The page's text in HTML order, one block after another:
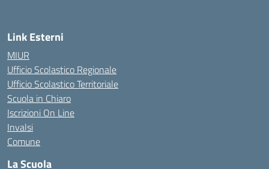
Link Esterni
MIUR
Ufficio Scolastico Regionale
Ufficio Scolastico Territoriale
Scuola in Chiaro
Iscrizioni On Line
Invalsi
Comune
La Scuola